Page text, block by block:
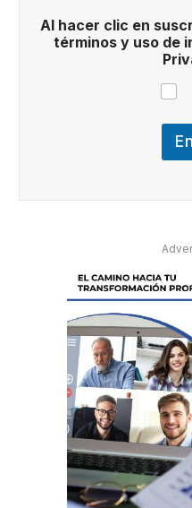
Al hacer clic en
términos y uso de